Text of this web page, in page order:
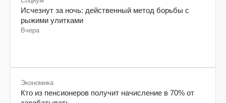
Исчезнут за ночь: действенный метод борьбы с
рыжими улитками
Вчера
Экономика
Кто из пенсионеров получит начисление в 70% от